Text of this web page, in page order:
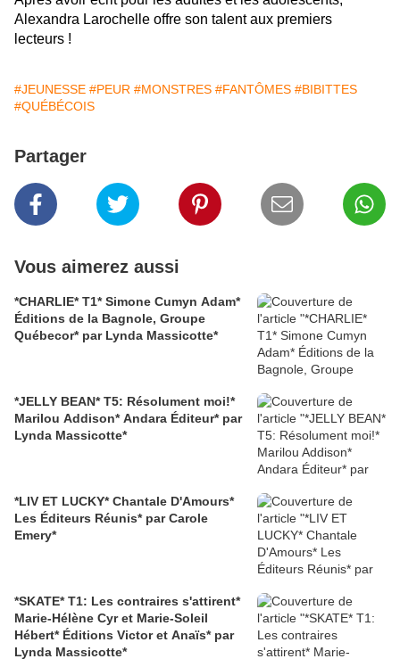
Alexandra Larochelle offre son talent aux premiers
lecteurs !
#JEUNESSE #PEUR #MONSTRES #FANTÔMES #BIBITTES
#QUÉBÉCOIS
Partager
Vous aimerez aussi
*CHARLIE* T1* Simone Cumyn Adam*
Éditions de la Bagnole, Groupe
Québecor* par Lynda Massicotte*
*JELLY BEAN* T5: Résolument moi!*
Marilou Addison* Andara Éditeur* par
Lynda Massicotte*
*LIV ET LUCKY* Chantale D'Amours*
Les Éditeurs Réunis* par Carole
Emery*
*SKATE* T1: Les contraires s'attirent*
Marie-Hélène Cyr et Marie-Soleil
Hébert* Éditions Victor et Anaïs* par
Lynda Massicotte*